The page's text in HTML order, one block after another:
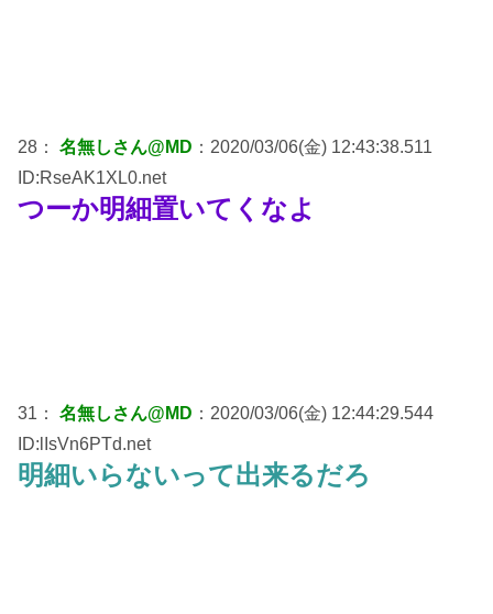
28： 名無しさん@MD ：2020/03/06(金) 12:43:38.511
ID:RseAK1XL0.net
つーか明細置いてくなよ
31： 名無しさん@MD ：2020/03/06(金) 12:44:29.544
ID:lIsVn6PTd.net
明細いらないって出来るだろ